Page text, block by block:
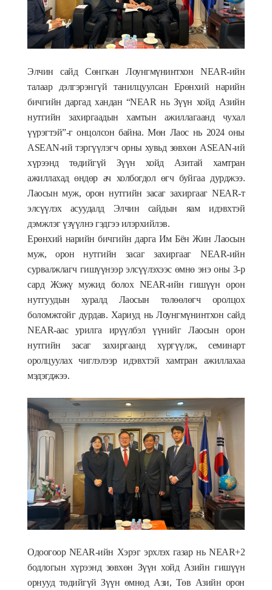
Элчин сайд Сөнгкан Лоунгмүнинтхон NEAR-ийн
талаар дэлгэрэнгүй танилцуулсан Ерөнхий нарийн
бичгийн даргад хандан “NEAR нь Зүүн хойд Азийн
нутгийн захиргаадын хамтын ажиллагаанд чухал
үүрэгтэй”-г онцолсон байна. Мөн Лаос нь 2024 оны
ASEAN-ий тэргүүлэгч орны хувьд зөвхөн ASEAN-ий
хүрээнд төдийгүй Зүүн хойд Азитай хамтран
ажиллахад өндөр ач холбогдол өгч буйгаа дурджээ.
Лаосын муж, орон нутгийн засаг захиргааг NEAR-т
элсүүлэх асуудалд Элчин сайдын яам идэвхтэй
дэмжлэг үзүүлнэ гэдгээ илэрхийлэв.
Ерөнхий нарийн бичгийн дарга Им Бён Жин Лаосын
муж, орон нутгийн засаг захиргааг NEAR-ийн
сурвалжлагч гишүүнээр элсүүлэхээс өмнө энэ оны 3-р
сард Жэжү мужид болох NEAR-ийн гишүүн орон
нутгуудын хуралд Лаосын төлөөлөгч оролцох
боломжтойг дурдав. Хариуд нь Лоунгмүнинтхон сайд
NEAR-аас урилга ирүүлбэл үүнийг Лаосын орон
нутгийн засаг захиргаанд хүргүүлж, семинарт
оролцуулах чиглэлээр идэвхтэй хамтран ажиллахаа
мэдэгджээ.
Одоогоор NEAR-ийн Хэрэг эрхлэх газар нь NEAR+2
бодлогын хүрээнд зөвхөн Зүүн хойд Азийн гишүүн
орнууд төдийгүй Зүүн өмнөд Ази, Төв Азийн орон